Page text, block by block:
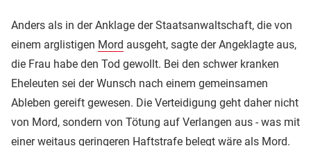
Anders als in der Anklage der Staatsanwaltschaft, die von
einem arglistigen Mord ausgeht, sagte der Angeklagte aus,
die Frau habe den Tod gewollt. Bei den schwer kranken
Eheleuten sei der Wunsch nach einem gemeinsamen
Ableben gereift gewesen. Die Verteidigung geht daher nicht
von Mord, sondern von Tötung auf Verlangen aus - was mit
einer weitaus geringeren Haftstrafe belegt wäre als Mord.